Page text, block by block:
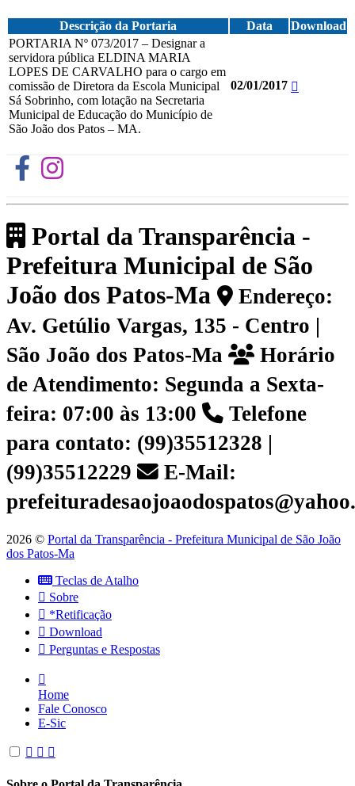
Descrição da Portaria Data
Download
PORTARIA Nº 073/2017 – Designar a
servidora pública ELDINA MARIA
LOPES DE CARVALHO para o cargo em
comissão de Diretora da Escola Municipal
Sá Sobrinho, com lotação na Secretaria
Municipal de Educação do Município de
São João dos Patos – MA.
02/01/2017
Portal da Transparência -
Prefeitura Municipal de São
João dos Patos-Ma
Endereço:
Av. Getúlio Vargas, 135 - Centro |
São João dos Patos-Ma
Horário
de Atendimento: Segunda a Sexta-
feira: 07:00 às 13:00
Telefone
para contato: (99)35512328 |
(99)35512229
E-Mail:
2026 © Portal da Transparência - Prefeitura Municipal de São João
dos Patos-Ma
Teclas de Atalho
Sobre
*Retificação
Download
Perguntas e Respostas
Home
Fale Conosco
E-Sic